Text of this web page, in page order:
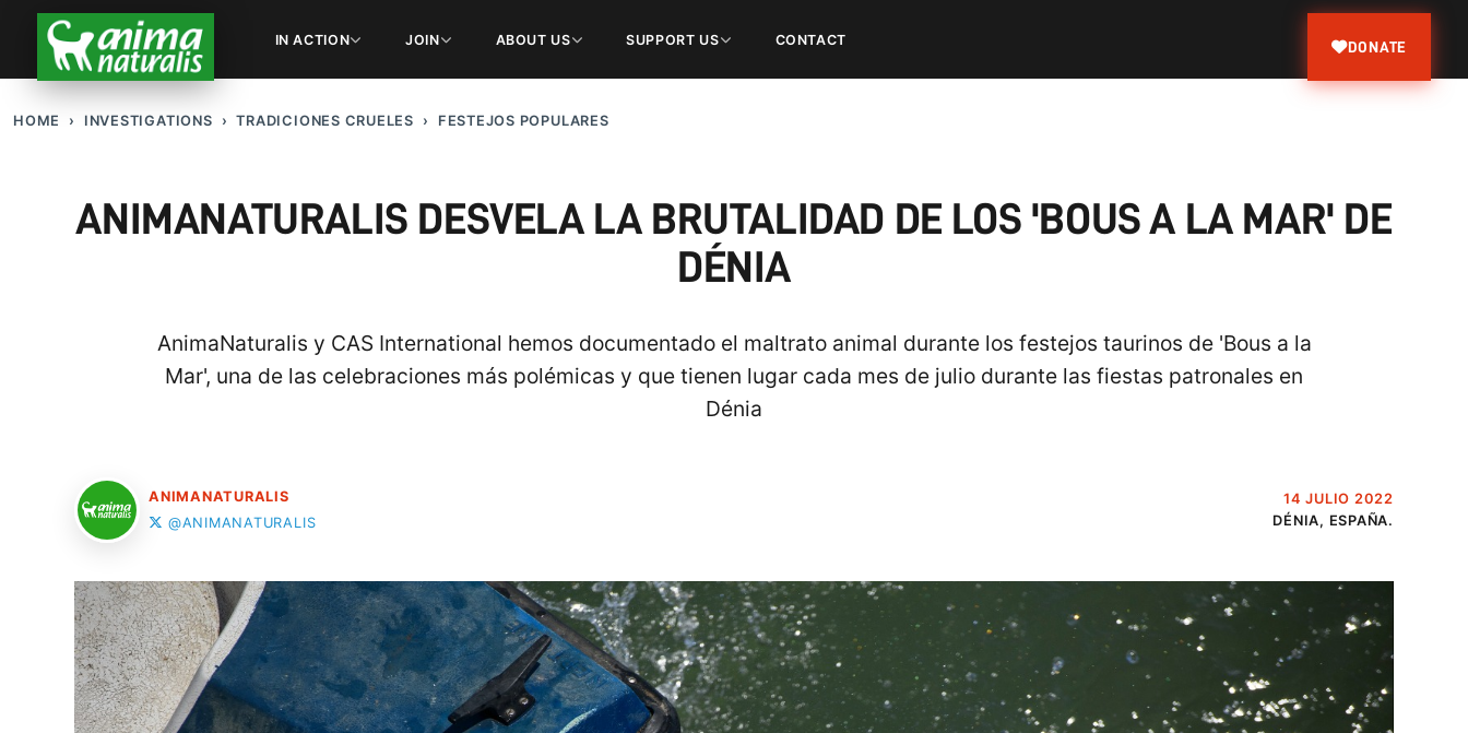
IN ACTION JOIN ABOUT US SUPPORT US CONTACT DONATE
HOME INVESTIGATIONS TRADICIONES CRUELES FESTEJOS POPULARES
ANIMANATURALIS DESVELA LA BRUTALIDAD DE LOS 'BOUS A LA MAR' DE
DÉNIA
AnimaNaturalis y CAS International hemos documentado el maltrato animal durante los festejos taurinos de 'Bous a la
Mar', una de las celebraciones más polémicas y que tienen lugar cada mes de julio durante las fiestas patronales en
Dénia
ANIMANATURALIS
@ANIMANATURALIS
14 JULIO 2022
DÉNIA, ESPAÑA.